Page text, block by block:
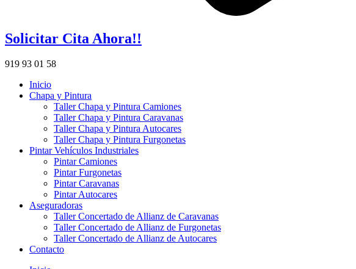
Solicitar Cita Ahora!!
919 93 01 58
Inicio
Chapa y Pintura
Taller Chapa y Pintura Camiones
Taller Chapa y Pintura Caravanas
Taller Chapa y Pintura Autocares
Taller Chapa y Pintura Furgonetas
Pintar Vehículos Industriales
Pintar Camiones
Pintar Furgonetas
Pintar Caravanas
Pintar Autocares
Aseguradoras
Taller Concertado de Allianz de Caravanas
Taller Concertado de Allianz de Furgonetas
Taller Concertado de Allianz de Autocares
Contacto